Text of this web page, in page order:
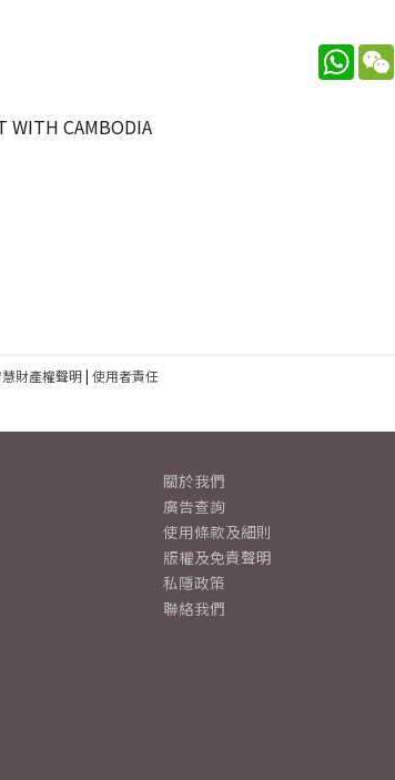
WITH CAMBODIA
財產權聲明| 使用者責任
關於我們
廣告查詢
使用條款及細則
版權及免責聲明
私隱政策
聯絡我們